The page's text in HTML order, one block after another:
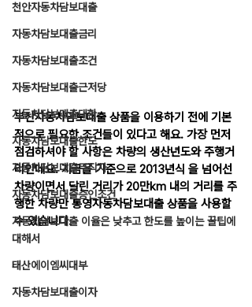
천안자동차담보대출
자동차담보대출금리
자동차담보대출조건
자동차담보대출근저당
자동차담보대출대환
자동차담보대출한도
자동차담보대출무직자
자동차담보대출승인조건
자동차담보대출 이율은 낮추고 한도를 높이는 꿀팁에
대해서
태산에이엠씨대부
자동차담보대출이자
부산자동차담보대출 상품을 이용하기 전에 기본
적으로 필요한 조건들이 있다고 해요. 가장 먼저
점검하셔야 할 사항은 차량의 생산년도와 주행거
리인데요. 지금을 기준으로 2013년식 을 넘어선
차량이면서 달린 거리가 20만km 내의 거리를 주
행한 차량만 통영자동차담보대출 상품을 사용할
수 있습니다.